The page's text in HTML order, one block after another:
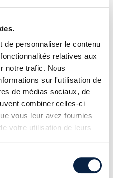
de personnaliser le contenu
relatives aux
notre trafic. Nous
sur l'utilisation de
de médias sociaux, de
combiner celles-ci
vous leur avez fournies
votre utilisation de leurs
des services
de la
l'autorité de
des demandes
certificats et
paramètres de